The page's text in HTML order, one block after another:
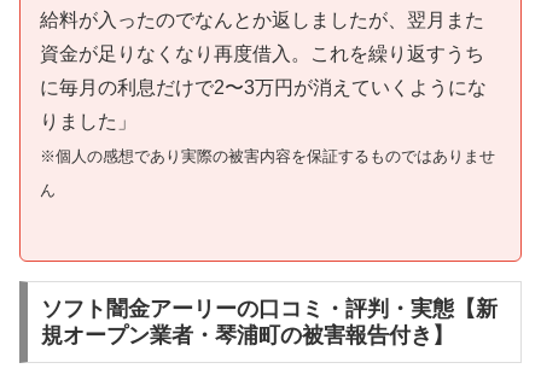
給料が入ったのでなんとか返しましたが、翌月また
資金が足りなくなり再度借入。これを繰り返すうち
に毎月の利息だけで2〜3万円が消えていくようにな
りました」
※個人の感想であり実際の被害内容を保証するものではありませ
ん
ソフト闇金アーリーの口コミ・評判・実態【新
規オープン業者・琴浦町の被害報告付き】